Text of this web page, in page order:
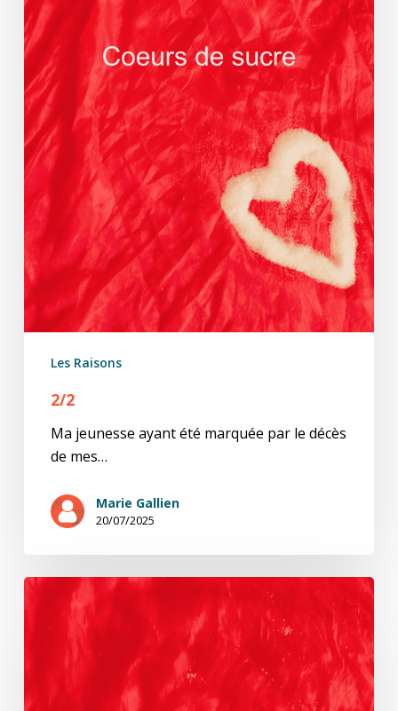
Les Raisons
2/2
Ma jeunesse ayant été marquée par le décès
de mes…
Marie Gallien
20/07/2025
1/2